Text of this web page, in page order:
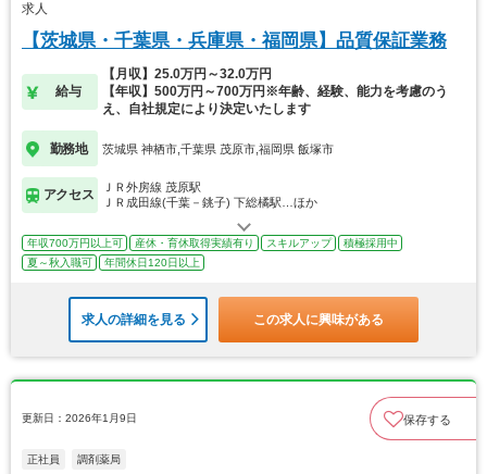
求人
【茨城県・千葉県・兵庫県・福岡県】品質保証業務
給与
【月収】25.0万円～32.0万円
【年収】500万円～700万円※年齢、経験、能力を考慮のう
え、自社規定により決定いたします
勤務地 茨城県 神栖市,千葉県 茂原市,福岡県 飯塚市
アクセス
ＪＲ外房線 茂原駅
ＪＲ成田線(千葉－銚子) 下総橘駅…ほか
年収700万円以上可 産休・育休取得実績有り スキルアップ
積極採用中
夏～秋入職可
年間休日120日以上
求人の詳細を見る この求人に興味がある
更新日：2026年1月9日 保存する
正社員 調剤薬局